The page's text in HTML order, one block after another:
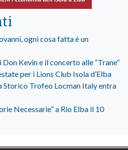
ogni cosa fatta è un
Kevin e il concerto alle “Trane”
per i Lions Club Isola d’Elba
Storico Trofeo Locman Italy entra
Necessarie” a Rio Elba il 10